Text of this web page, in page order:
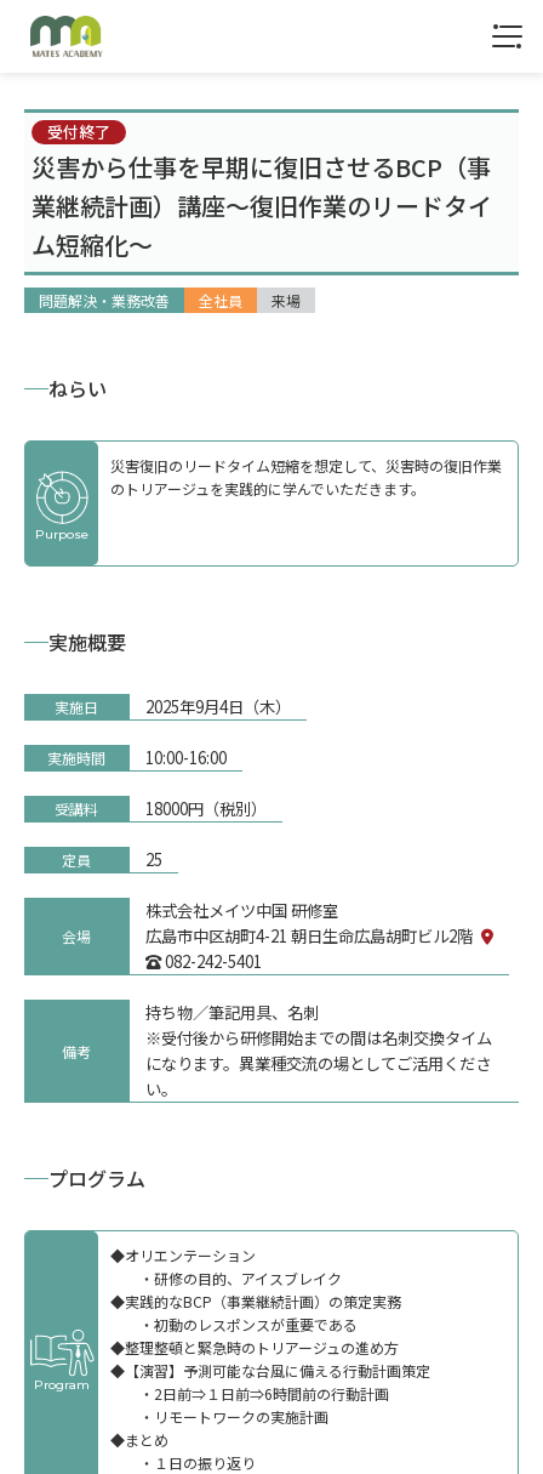
受付終了
災害から仕事を早期に復旧させるBCP（事
業継続計画）講座～復旧作業のリードタイ
ム短縮化～
問題解決・業務改善 全社員 来場
ねらい
Purpose
災害復旧のリードタイム短縮を想定して、災害時の復旧作業
のトリアージュを実践的に学んでいただきます。
実施概要
実施日 2025年9月4日（木）
実施時間 10:00-16:00
受講料 18000円（税別）
定員 25
会場
株式会社メイツ中国 研修室
広島市中区胡町4-21 朝日生命広島胡町ビル2階
082-242-5401
備考
持ち物／筆記用具、名刺
※受付後から研修開始までの間は名刺交換タイム
になります。異業種交流の場としてご活用くださ
い。
プログラム
Program
◆オリエンテーション
・研修の目的、アイスブレイク
◆実践的なBCP（事業継続計画）の策定実務
・初動のレスポンスが重要である
◆整理整頓と緊急時のトリアージュの進め方
◆【演習】予測可能な台風に備える行動計画策定
・2日前⇒１日前⇒6時間前の行動計画
・リモートワークの実施計画
◆まとめ
・１日の振り返り